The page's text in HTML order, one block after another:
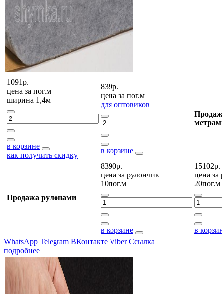
1091р.
цена за пог.м
ширина 1,4м
в корзине
как получить скидку
839р.
цена за пог.м
для оптовиков
в корзине
Продажа рулонами
8390р.
цена за рулончик
10пог.м
в корзине
15102р.
цена за
20пог.м
в
WhatsApp Telegram ВКонтакте Viber Ссылка
подробнее